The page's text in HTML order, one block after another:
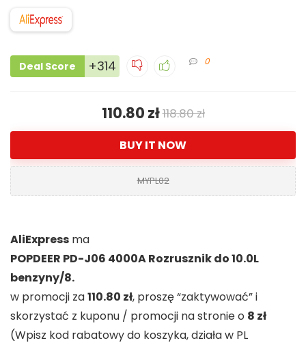
Deal Score +314 0
110.80 zł118.80 zł
BUY IT NOW
MYPL02
AliExpress ma
POPDEER PD-J06 4000A Rozrusznik do 10.0L
benzyny/8.
w promocji za110.80 zł, proszę “zaktywować” i
skorzystać z kuponu / promocji na stronie o 8 zł
(Wpisz kod rabatowy do koszyka, działa w PL